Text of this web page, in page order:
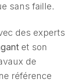
sans faille.
des experts
et son
de
référence